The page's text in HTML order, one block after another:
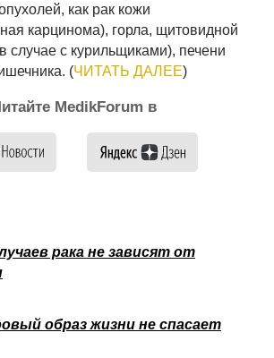
как рак кожи
карцинома), горла, щитовидной
случае с курильщиками), печени
(ЧИТАТЬ ДАЛЕЕ)
MedikForum в
рака не зависят от
образ жизни не спасает